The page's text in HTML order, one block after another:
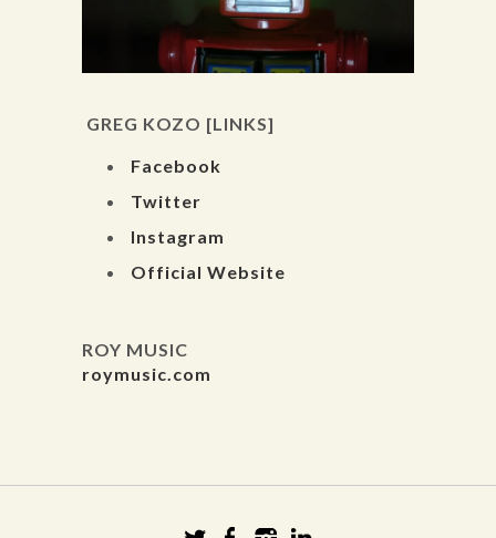
GREG KOZO [LINKS]
Facebook
Twitter
Instagram
Official Website
ROY MUSIC
roymusic.com